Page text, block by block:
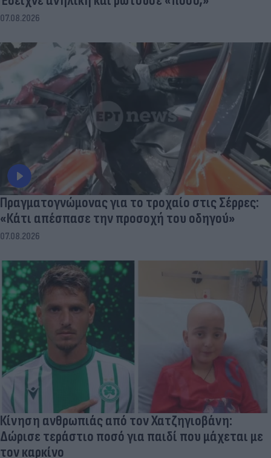
07.08.2026
Πραγματογνώμονας για το τροχαίο στις Σέρρες:
«Κάτι απέσπασε την προσοχή του οδηγού»
07.08.2026
Κίνηση ανθρωπιάς από τον Χατζηγιοβάνη:
Δώρισε τεράστιο ποσό για παιδί που μάχεται με
τον καρκίνο